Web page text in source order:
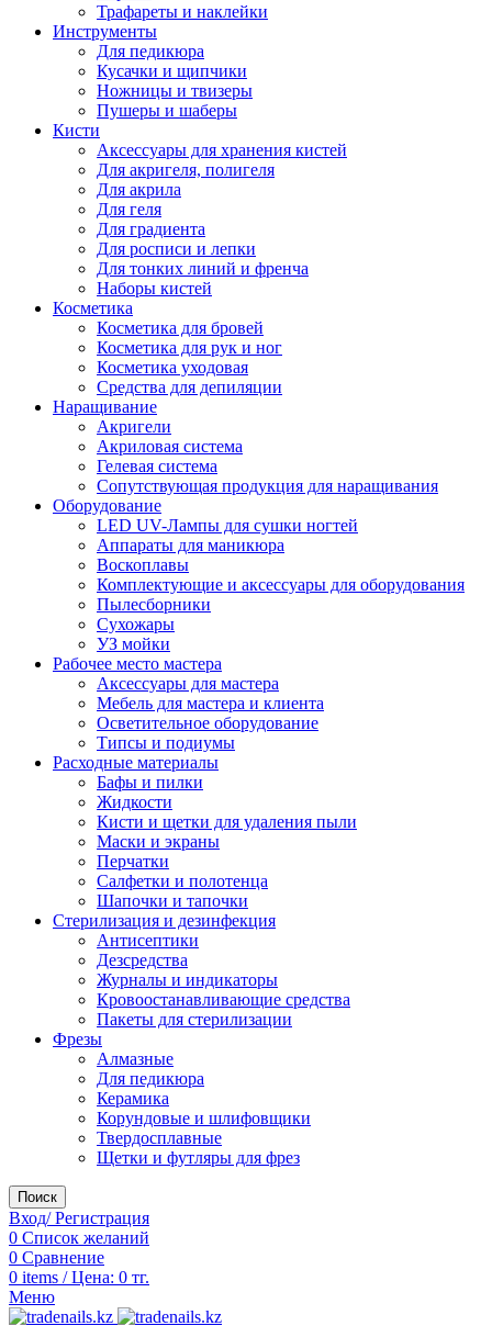
Трафареты и наклейки
Инструменты
Для педикюра
Кусачки и щипчики
Ножницы и твизеры
Пушеры и шаберы
Кисти
Аксессуары для хранения кистей
Для акригеля, полигеля
Для акрила
Для геля
Для градиента
Для росписи и лепки
Для тонких линий и френча
Наборы кистей
Косметика
Косметика для бровей
Косметика для рук и ног
Косметика уходовая
Средства для депиляции
Наращивание
Акригели
Акриловая система
Гелевая система
Сопутствующая продукция для наращивания
Оборудование
LED UV-Лампы для сушки ногтей
Аппараты для маникюра
Воскоплавы
Комплектующие и аксессуары для оборудования
Пылесборники
Сухожары
УЗ мойки
Рабочее место мастера
Аксессуары для мастера
Мебель для мастера и клиента
Осветительное оборудование
Типсы и подиумы
Расходные материалы
Бафы и пилки
Жидкости
Кисти и щетки для удаления пыли
Маски и экраны
Перчатки
Салфетки и полотенца
Шапочки и тапочки
Стерилизация и дезинфекция
Антисептики
Дезсредства
Журналы и индикаторы
Кровоостанавливающие средства
Пакеты для стерилизации
Фрезы
Алмазные
Для педикюра
Керамика
Корундовые и шлифовщики
Твердосплавные
Щетки и футляры для фрез
Поиск
Вход/ Регистрация
0 Список желаний
0 Сравнение
0 items / Цена: 0 тг.
Меню